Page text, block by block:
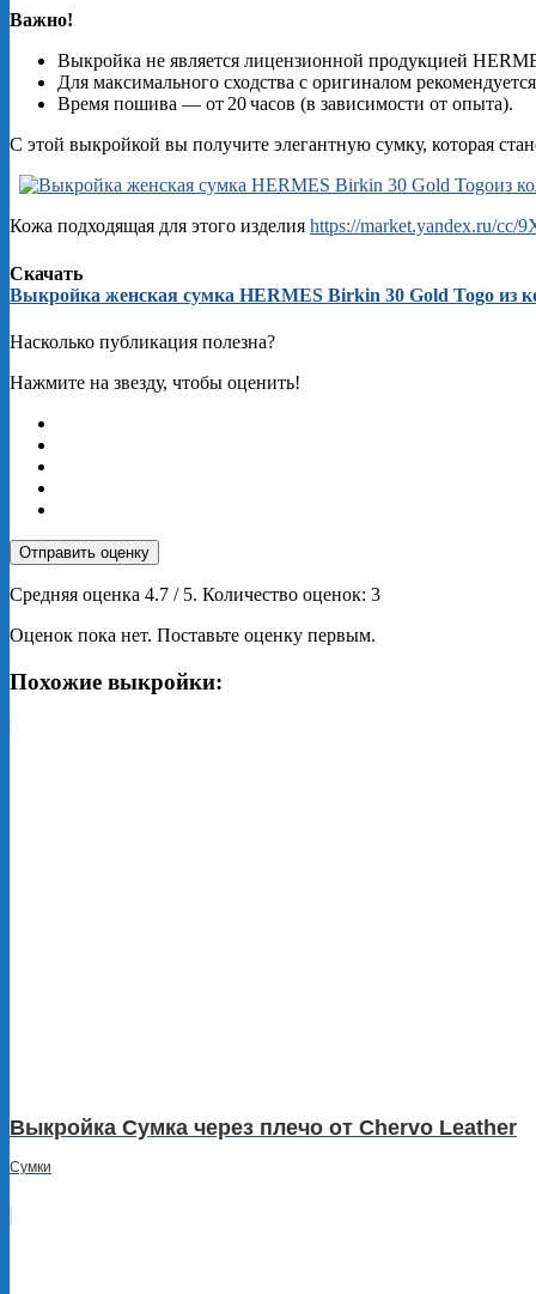
Важно!
Выкройка не является лицензионной продукцией
Для максимального сходства с оригиналом
Время пошива — от 20 часов (в зависимости от опыта).
С этой выкройкой вы получите элегантную сумку, которая
Кожа подходящая для этого изделия https://market.yandex.ru/cc/
Скачать
Выкройка женская сумка HERMES Birkin 30 Gold Togo из
Насколько публикация полезна?
Нажмите на звезду, чтобы оценить!
Отправить оценку
Средняя оценка 4.7 / 5. Количество оценок: 3
Оценок пока нет. Поставьте оценку первым.
Похожие выкройки:
Выкройка Сумка через плечо от Chervo Leather
Сумки